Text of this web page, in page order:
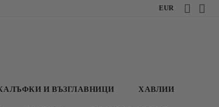
EUR
И ВЪЗГЛАВНИЦИ ХАВЛИИ